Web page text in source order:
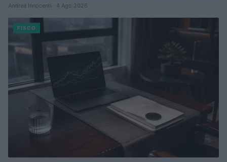
Andrea Innocenti · 4 Ago 2026
FISCO